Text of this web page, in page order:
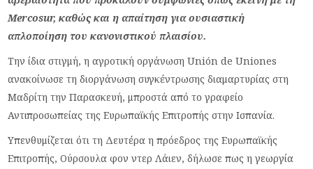
Mercosur, καθώς και η απαίτηση για ουσιαστική
απλοποίηση του κανονιστικού πλαισίου.
Την ίδια στιγμή, η αγροτική οργάνωση Unión de Uniones
ανακοίνωσε τη διοργάνωση συγκέντρωσης διαμαρτυρίας στη
Μαδρίτη την Παρασκευή, μπροστά από το γραφείο
Αντιπροσωπείας της Ευρωπαϊκής Επιτροπής στην Ισπανία.
Υπενθυμίζεται ότι τη Δευτέρα η πρόεδρος της Ευρωπαϊκής
Επιτροπής, Ούρσουλα φον ντερ Λάιεν, δήλωσε πως η γεωργία